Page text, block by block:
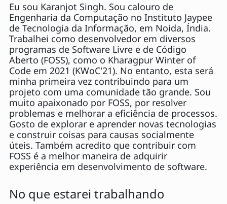
Eu sou Karanjot Singh. Sou calouro de
Engenharia da Computação no Instituto Jaypee
de Tecnologia da Informação, em Noida, Índia.
Trabalhei como desenvolvedor em diversos
programas de Software Livre e de Código
Aberto (FOSS), como o Kharagpur Winter of
Code em 2021 (KWoC'21). No entanto, esta será
minha primeira vez contribuindo para um
projeto com uma comunidade tão grande. Sou
muito apaixonado por FOSS, por resolver
problemas e melhorar a eficiência de processos.
Gosto de explorar e aprender novas tecnologias
e construir coisas para causas socialmente
úteis. Também acredito que contribuir com
FOSS é a melhor maneira de adquirir
experiência em desenvolvimento de software.
No que estarei trabalhando